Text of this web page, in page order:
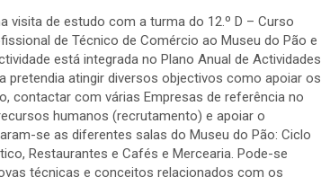
visita de estudo com a turma do 12.º D – Curso
de Técnico de Comércio ao Museu do Pão e
está integrada no Plano Anual de Actividades
pretendia atingir diversos objectivos como apoiar os
contactar com várias Empresas de referência no
humanos (recrutamento) e apoiar o
se as diferentes salas do Museu do Pão: Ciclo
Restaurantes e Cafés e Mercearia. Pode-se
técnicas e conceitos relacionados com os